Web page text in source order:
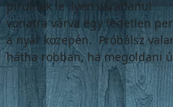
pirulnak le ilyen váratlanul
vonatra várva egy fedetlen
a nyár közepén. Próbálsz
hátha robban, ha megoldani